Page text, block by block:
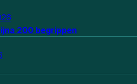
200 begrippen